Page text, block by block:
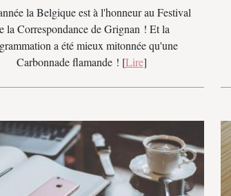
la Belgique est à l'honneur au Festival
la Correspondance de Grignan ! Et la
a été mieux mitonnée qu'une
Carbonnade flamande ! [Lire]